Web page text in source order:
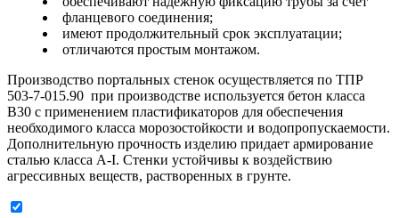
фланцевого соединения;
имеют продолжительный срок эксплуатации;
отличаются простым монтажом.
Производство портальных стенок осуществляется по ТПР
503-7-015.90 при производстве используется бетон класса
В30 с применением пластификаторов для обеспечения
необходимого класса морозостойкости и водопропускаемости.
Дополнительную прочность изделию придает армирование
сталью класса А-I. Стенки устойчивы к воздействию
агрессивных веществ, растворенных в грунте.